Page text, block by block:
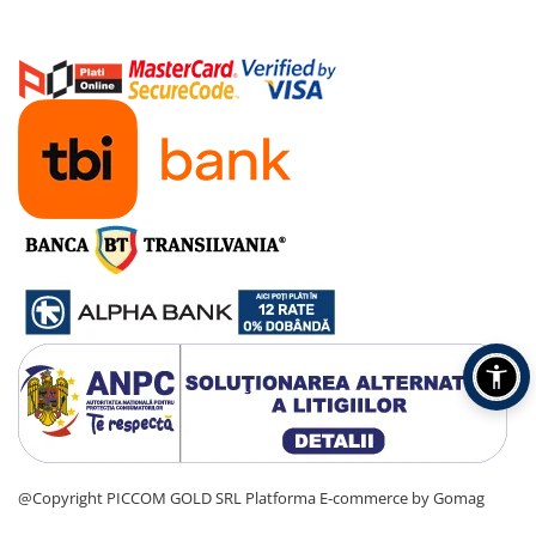
@Copyright PICCOM GOLD SRL Platforma E-commerce by Gomag